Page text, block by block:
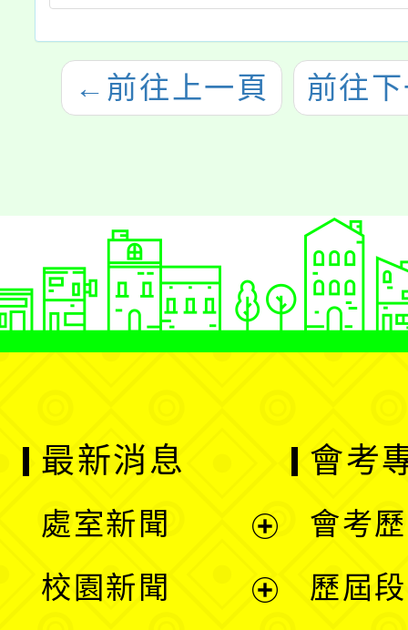
← 前往上一頁 前往
最新消息
處室新聞
校園新聞
會考
會考
歷屆